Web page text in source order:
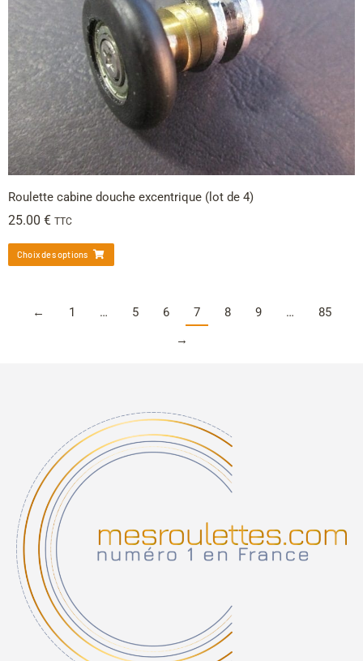
Roulette cabine douche excentrique (lot de 4)
25.00 € TTC
Choix des options
← 1 … 5 6 7 8 9 …
85
→